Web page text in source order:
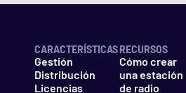
CARACTERÍSTICAS
Gestión
Distribución
Licencias
RECURSOS
Cómo crear
una estación
de radio